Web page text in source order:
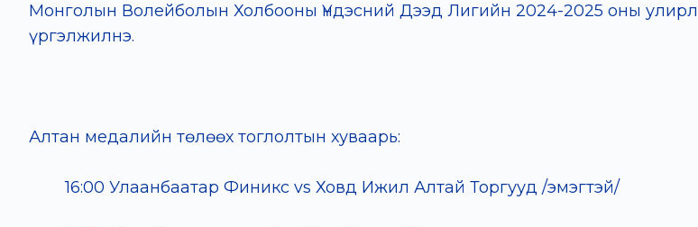
Монголын Волейболын Холбооны Үндэсний Дээд Лигийн 2024-2025 оны
үргэлжилнэ.
Алтан медалийн төлөөх тоглолтын хуваарь:
16:00 Улаанбаатар Финикс vs Ховд Ижил Алтай Торгууд /эмэгтэй/